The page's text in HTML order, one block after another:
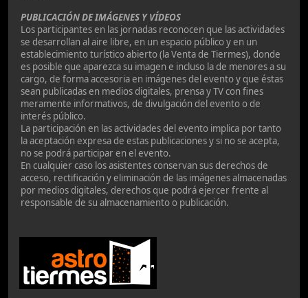
PUBLICACIÓN DE IMÁGENES Y VÍDEOS
Los participantes en las jornadas reconocen que las actividades
se desarrollan al aire libre, en un espacio público y en un
establecimiento turístico abierto (la Venta de Tiermes), donde
es posible que aparezca su imagen e incluso la de menores a su
cargo, de forma accesoria en imágenes del evento y que éstas
sean publicadas en medios digitales, prensa y TV con fines
meramente informativos, de divulgación del evento o de
interés público.
La participación en las actividades del evento implica por tanto
la aceptación expresa de estas publicaciones y si no se acepta,
no se podrá participar en el evento.
En cualquier caso los asistentes conservan sus derechos de
acceso, rectificación y eliminación de las imágenes almacenadas
por medios digitales, derechos que podrá ejercer frente al
responsable de su almacenamiento o publicación.